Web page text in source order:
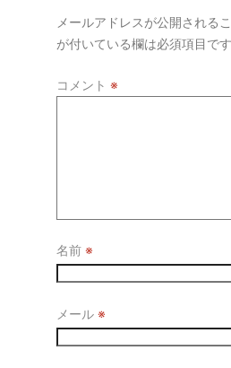
メールアドレスが公開される
が付いている欄は必須項目です
コメント ※
名前 ※
メール ※